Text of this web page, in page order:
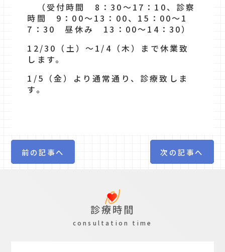
（受付時間 8 ：30 ～17 ： 10、診察
時間 9 ： 00～13 ： 00、 15 ： 00～1
7 ： 30 昼休み 13 ： 00～14 ：30）
12/30 （土）～1/4 （木）まで休業致
します。
1/5 （金）より通常通り、診療致しま
す。
前の記事へ 次の記事へ
診療時間
consultation time